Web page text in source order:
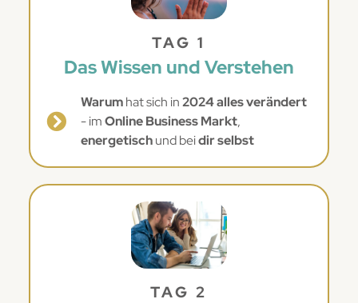
TAG 1
Das Wissen und Verstehen
Warumhat sich in2024 alles verändert
- imOnline Business Markt,
energetischund beidir selbst
TAG 2